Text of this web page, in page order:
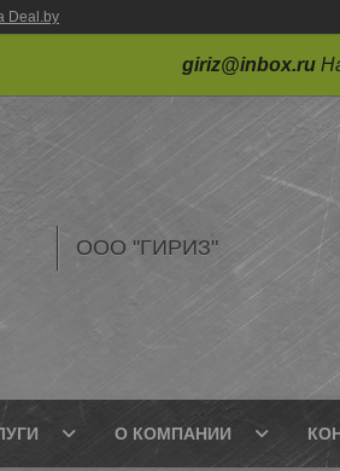
Deal.by
giriz@inbox.ru
ООО "ГИРИЗ"
О КОМПАНИИ